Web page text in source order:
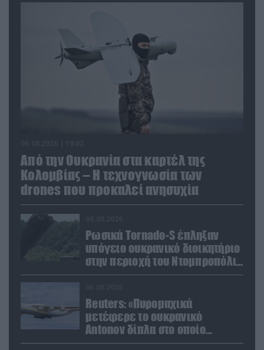
Από την Ουκρανία στα καρτέλ της
Κολομβίας – Η τεχνογνωσία των
drones που προκαλεί ανησυχία
Ρωσικά Tornado-S έπληξαν
υπόγειο ουκρανικό διοικητήριο
στην περιοχή του Ντομπροπόλιε
(βίντεο)
Reuters: «Πυρομαχικά
μετέφερε το ουκρανικό
Antonov δίπλα στο οποίο
βρέθηκε το drone στη Λειψία»